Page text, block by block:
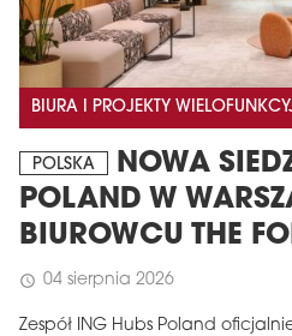
BIURA I PROJEKTY
POLSKA
NOWA
POLAND W
BIUROWCU THE
schedule 04 sierpnia 2026
Zespół ING Hubs Poland